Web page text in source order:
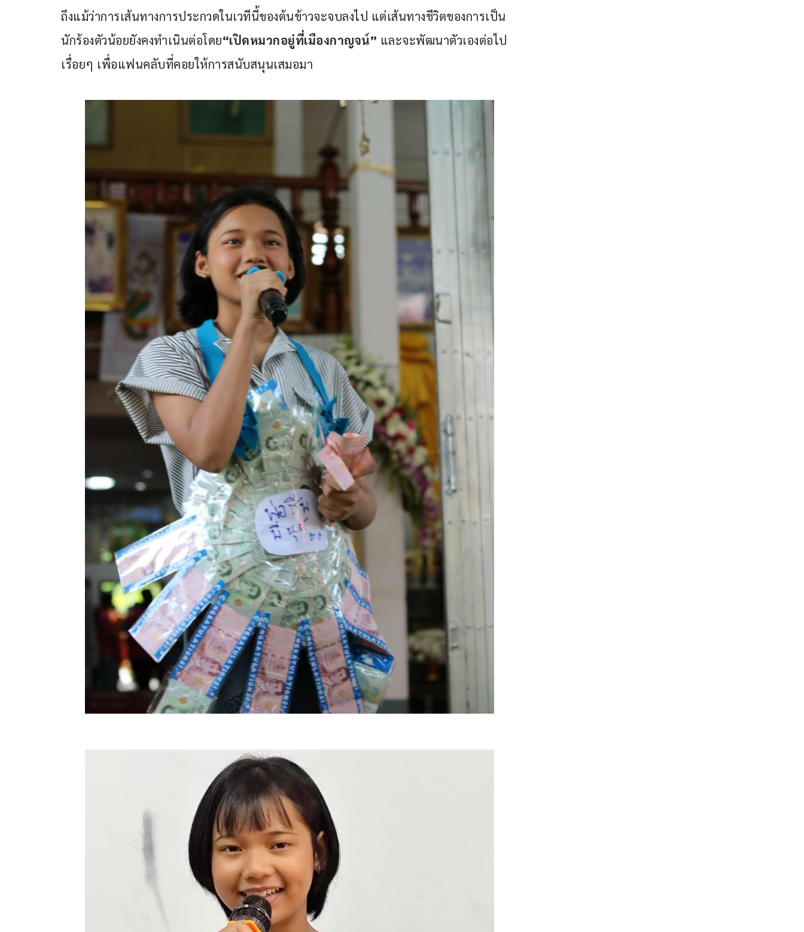
ถึงแม้ว่าการเส้นทางการประกวดในเวทีนี้ของต้นข้าวจะจบลงไป แต่เส้นทางชีวิตของการเป็น
นักร้องตัวน้อยยังคงทำเนินต่อโดย“เปิดหมวกอยู่ที่เมืองกาญจน์” และจะพัฒนาตัวเองต่อไป
เรื่อยๆ เพื่อแฟนคลับที่คอยให้การสนับสนุนเสมอมา